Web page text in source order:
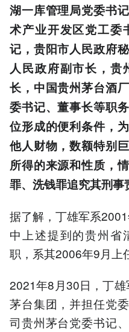
湖一库管理局党委书
术产业开发区党工委
记，贵阳市人民政府
人民政府副市长，贵
长，中国贵州茅台酒
委书记、董事长等职
位形成的便利条件，
他人财物，数额特别
所得的来源和性质，
罪、洗钱罪追究其刑事
据了解，丁雄军系
中上述提到的贵州省
职，系其2006年9月上
2021年8月30日，丁雄
茅台集团，并担任党
司贵州茅台党委书记